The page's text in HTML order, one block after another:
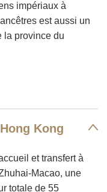
impériaux à
est aussi un
la province du
Kong
et transfert à
Macao, une
totale de 55